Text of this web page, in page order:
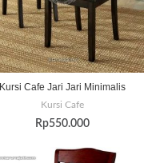
Kursi Cafe Jari Jari Minimalis
Kursi Cafe
Rp550.000